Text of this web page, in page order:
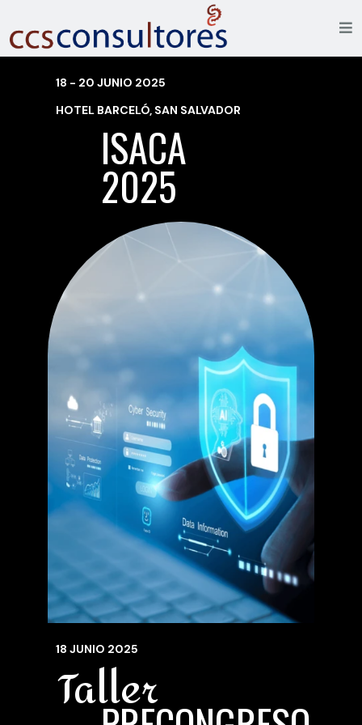
18 - 20 JUNIO 2025
HOTEL BARCELÓ, SAN SALVADOR
ISACA
2025
18 JUNIO 2025
Taller